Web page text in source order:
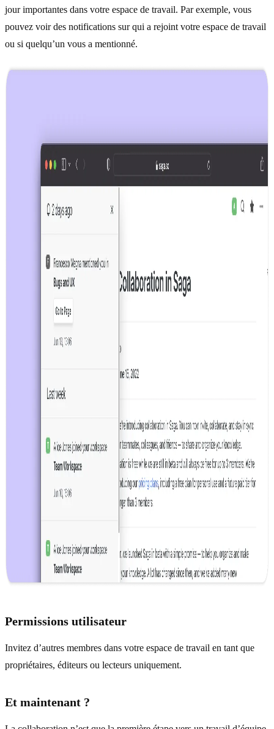
jour importantes dans votre espace de travail. Par exemple, vous
pouvez voir des notifications sur qui a rejoint votre espace de travail
ou si quelqu’un vous a mentionné.
Permissions utilisateur
Invitez d’autres membres dans votre espace de travail en tant que
propriétaires, éditeurs ou lecteurs uniquement.
Et maintenant ?